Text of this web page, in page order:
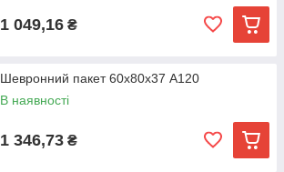
1 049,16 ₴
Шевронний пакет 60х80х37 A120
В наявності
1 346,73 ₴